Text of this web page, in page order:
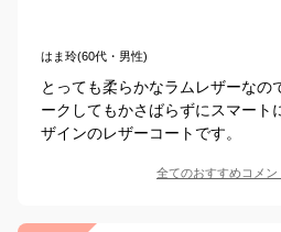
はま玲(60代・男性)
とっても柔らかなラムレザーなの
ークしてもかさばらずにスマート
ザインのレザーコートです。
全てのおすすめコメン